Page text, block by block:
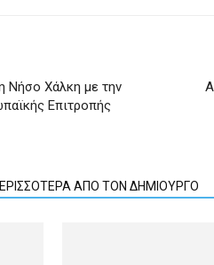
Νήσο Χάλκη με την
Επιτροπής
ΑΠΟ ΤΟΝ ΔΗΜΙΟΥΡΓΟ